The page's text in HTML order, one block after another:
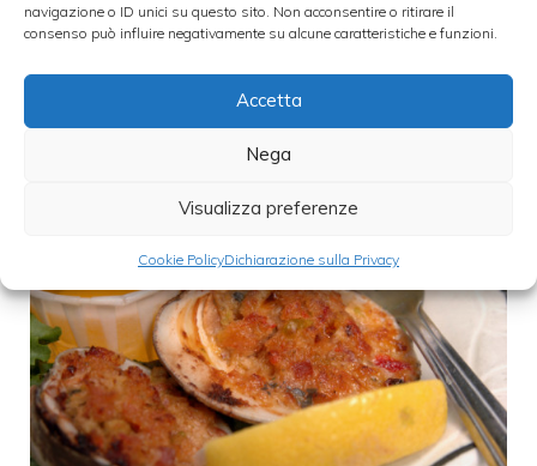
navigazione o ID unici su questo sito. Non acconsentire o ritirare il
consenso può influire negativamente su alcune caratteristiche e funzioni.
Accetta
Nega
Visualizza preferenze
Cookie PolicyDichiarazione sulla Privacy
Categorie
Cucina sana,primi,ricette,ricette veloci